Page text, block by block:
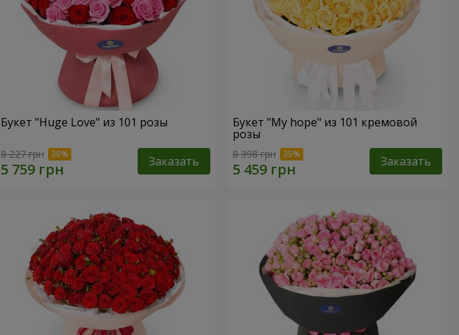
Букет "Huge Love" из 101 розы
8 227 грн Заказать
Букет "My hope" из 101 кремовой
розы
8 398 грн Заказать